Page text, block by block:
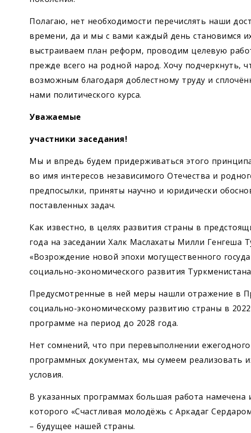
Полагаю, нет необходимости перечислять наши
времени, да и мы с вами каждый день становимся
выстраиваем план реформ, проводим целевую
прежде всего на родной народ. Хочу подчеркнуть,
возможным благодаря доблестному труду и
нами политического курса.
Уважаемые
участники заседания!
Мы и впредь будем придерживаться этого
во имя интересов независимого Отечества и
предпосылки, приняты научно и юридически
поставленных задач.
Как известно, в целях развития страны в
года на заседании Халк Маслахаты Милли Генгеша
«Возрождение новой эпохи могущественного
социально-экономического развития
Предусмотренные в ней меры нашли отражение в
социально-экономическому развитию страны в
программе на период до 2028 года.
Нет сомнений, что при перевыполнении
программных документах, мы сумеем реализовать
условия.
В указанных программах большая работа
которого «Счастливая молодёжь с Аркадаг
– будущее нашей страны.